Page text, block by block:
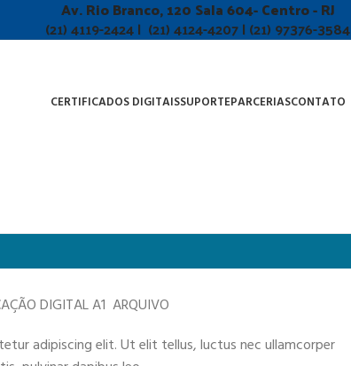
Av. Rio Branco, 120 Sala 604- Centro - RJ
(21) 4119-2424 | (21) 4124-4207 | (21) 97376-3584
CERTIFICADOS DIGITAISSUPORTEPARCERIASCONTATO
DIGITAL A1 ARQUIVO
adipiscing elit. Ut elit tellus, luctus nec ullamcorper